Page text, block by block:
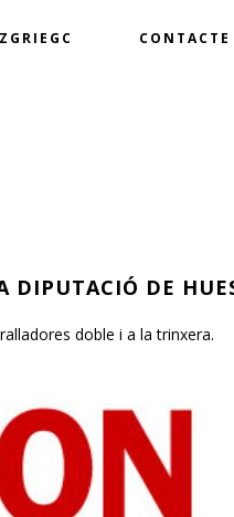
CONTACTE
DIPUTACIÓ DE
doble i a la trinxera.